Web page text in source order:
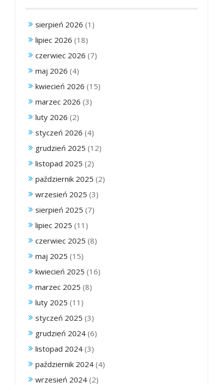
sierpień 2026 (1)
lipiec 2026 (18)
czerwiec 2026 (7)
maj 2026 (4)
kwiecień 2026 (15)
marzec 2026 (3)
luty 2026 (2)
styczeń 2026 (4)
grudzień 2025 (12)
listopad 2025 (2)
październik 2025 (2)
wrzesień 2025 (3)
sierpień 2025 (7)
lipiec 2025 (11)
czerwiec 2025 (8)
maj 2025 (15)
kwiecień 2025 (16)
marzec 2025 (8)
luty 2025 (11)
styczeń 2025 (3)
grudzień 2024 (6)
listopad 2024 (3)
październik 2024 (4)
wrzesień 2024 (2)